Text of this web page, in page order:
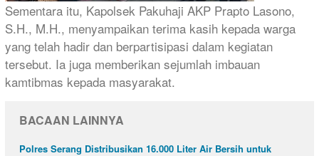
Sementara itu, Kapolsek Pakuhaji AKP Prapto Lasono,
S.H., M.H., menyampaikan terima kasih kepada warga
yang telah hadir dan berpartisipasi dalam kegiatan
tersebut. Ia juga memberikan sejumlah imbauan
kamtibmas kepada masyarakat.
BACAAN LAINNYA
Polres Serang Distribusikan 16.000 Liter Air Bersih untuk